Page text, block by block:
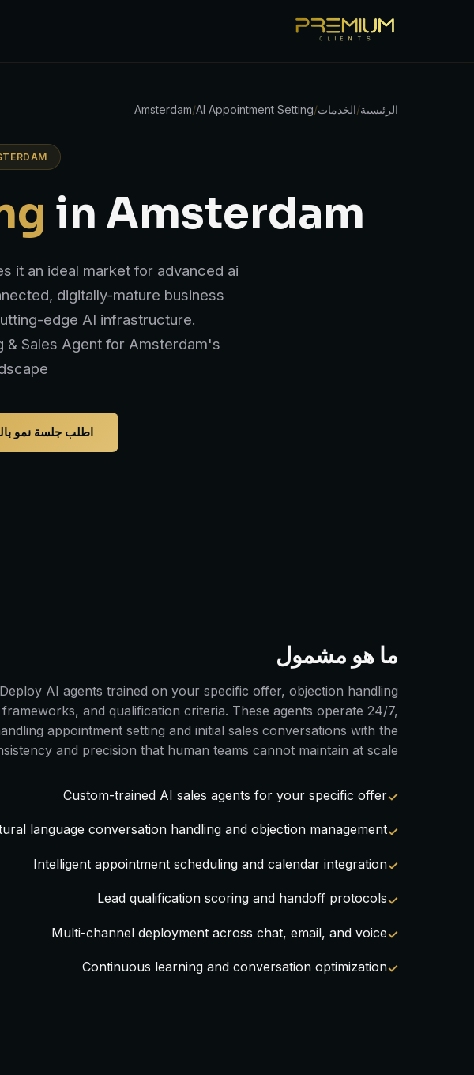
الرئيسية/الخدمات/
AI Appointment Setting
/
Amsterdam
in Amsterdam
it an ideal market for advanced ai
digitally-mature business
edge AI infrastructure.
& Sales Agent for Amsterdam's
اطلب جلسة نمو
ما هو مشمول
Deploy AI agents trained on your specific offer, objection handling
frameworks, and qualification criteria. These agents operate 24/7,
appointment setting and initial sales conversations with the
and precision that human teams cannot maintain at scale.
Custom-trained AI sales agents for your specific offer
language conversation handling and objection management
Intelligent appointment scheduling and calendar integration
Lead qualification scoring and handoff protocols
Multi-channel deployment across chat, email, and voice
Continuous learning and conversation optimization